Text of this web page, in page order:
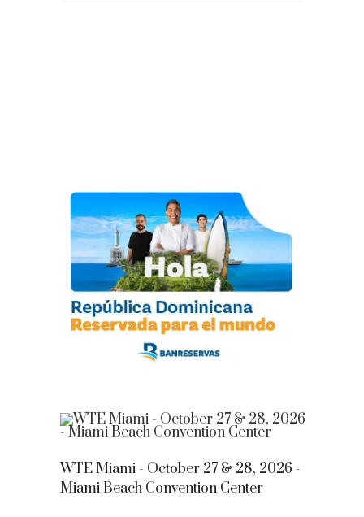
WTE Miami - October 27 & 28, 2026 -
Miami Beach Convention Center